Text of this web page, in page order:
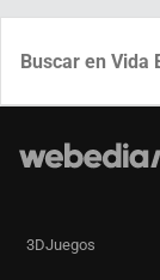
3DJuegos